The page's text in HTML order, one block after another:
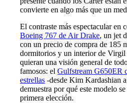
convierte en algo más que un
El contraste más espectacular en
Boeing 767 de Air Drake, un jet
con un precio de compra de 185
dormitorios y un interior de Virgil
quieran una visión general de
famosos: elGulfstream G650ER
estrellas -desde Kim Kardashian
demuestra por qué este modelo
primera elección.